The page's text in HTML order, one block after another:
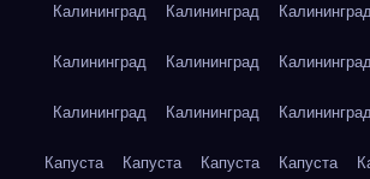
Калининград Калининград
Калининград Калининград
Калининград Калининград
Капуста Капуста Капуста Капуста